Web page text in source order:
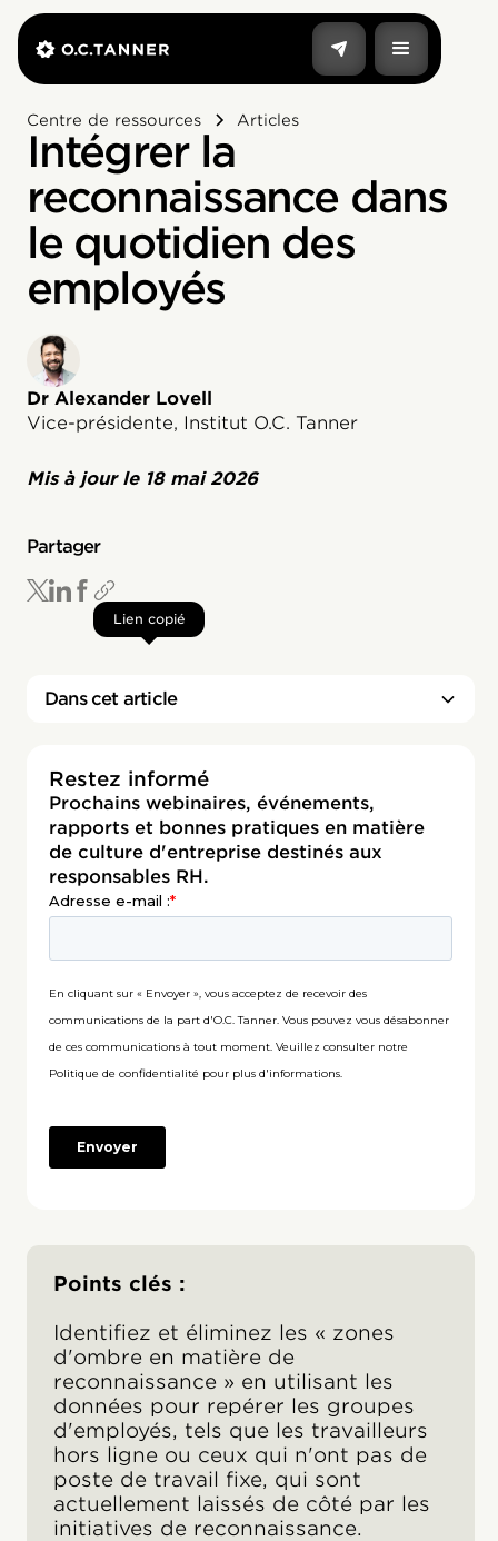
Centre de ressources Articles
Intégrer la
reconnaissance dans
le quotidien des
employés
Dr Alexander Lovell
Vice-présidente, Institut O.C. Tanner
Mis à jour le 18 mai 2026
Partager
Lien copié
Dans cet article
Restez informé
Prochains webinaires, événements,
rapports et bonnes pratiques en matière
de culture d'entreprise destinés aux
responsables RH.
Points clés :
Identifiez et éliminez les « zones
d'ombre en matière de
reconnaissance » en utilisant les
données pour repérer les groupes
d'employés, tels que les travailleurs
hors ligne ou ceux qui n'ont pas de
poste de travail fixe, qui sont
actuellement laissés de côté par les
initiatives de reconnaissance.